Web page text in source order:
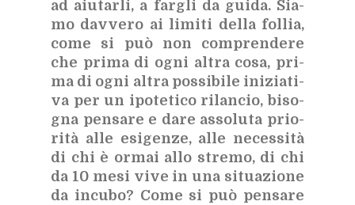
ad aiu­tar­li, a far­gli da gui­da. Sia­
mo dav­ve­ro ai li­mi­ti del­la fol­lia,
come si può non com­pren­de­re
che pri­ma di ogni al­tra cosa, pri­
ma di ogni al­tra pos­si­bi­le ini­zia­ti­
va per un ipo­te­ti­co ri­lan­cio, bi­so­
gna pen­sa­re e dare as­so­lu­ta prio­
ri­tà alle esi­gen­ze, alle ne­ces­si­tà
di chi è or­mai allo stre­mo, di chi
da 10 mesi vive in una si­tua­zio­ne
da in­cu­bo? Come si può pen­sa­re